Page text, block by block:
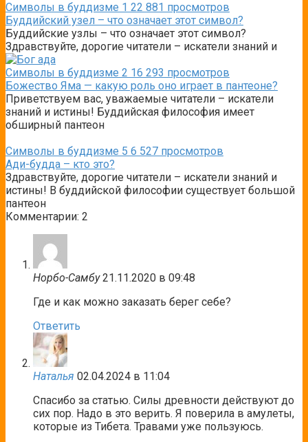
Символы в буддизме 1 22 881 просмотров
Буддийский узел – что означает этот символ?
Буддийские узлы – что означает этот символ?
Здравствуйте, дорогие читатели – искатели знаний и
Символы в буддизме 2 16 293 просмотров
Божество Яма — какую роль оно играет в пантеоне?
Приветствуем вас, уважаемые читатели – искатели
знаний и истины! Буддийская философия имеет
обширный пантеон
Символы в буддизме 5 6 527 просмотров
Ади-будда – кто это?
Здравствуйте, дорогие читатели – искатели знаний и
истины! В буддийской философии существует большой
пантеон
Комментарии: 2
Норбо-Самбу 21.11.2020 в 09:48
Где и как можно заказать берег себе?
Ответить
Наталья 02.04.2024 в 11:04
Спасибо за статью. Силы древности действуют до
сих пор. Надо в это верить. Я поверила в амулеты,
которые из Тибета. Травами уже пользуюсь.